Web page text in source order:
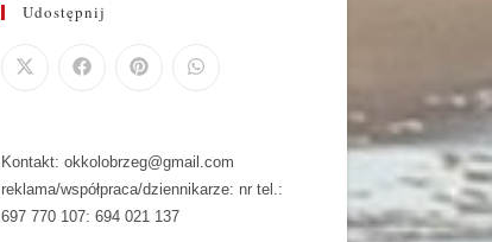
Udostępnij
Kontakt: okkolobrzeg@gmail.com
reklama/współpraca/dziennikarze: nr tel.:
697 770 107: 694 021 137